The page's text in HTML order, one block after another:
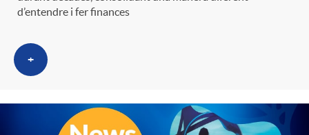
l
a
d
a
o
d
o
r
d’entendre i fer finances
+